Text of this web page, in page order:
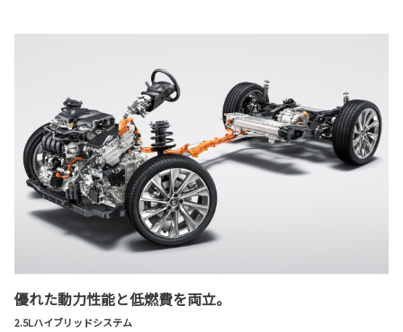
優れた動力性能と低燃費を両立。
2.5Lハイブリッドシステム